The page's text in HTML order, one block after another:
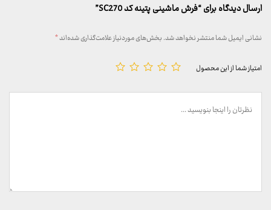
ارسال دیدگاه برای “فرش ماشینی پتینه کد SC270”
نشانی ایمیل شما منتشر نخواهد شد.بخش‌های موردنیاز علامت‌گذاری شده‌اند*
امتیاز شما از این محصول